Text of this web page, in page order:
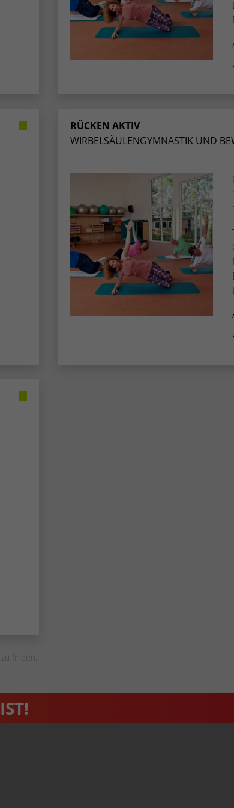
RÜCKEN AKTIV
WIRBELSÄULENGYMNASTIK UND
finden.
53600496-1
DoubleClick des Google Tag Manager, um
gezielte Anzeigenplatzierung zu vereinfachen.